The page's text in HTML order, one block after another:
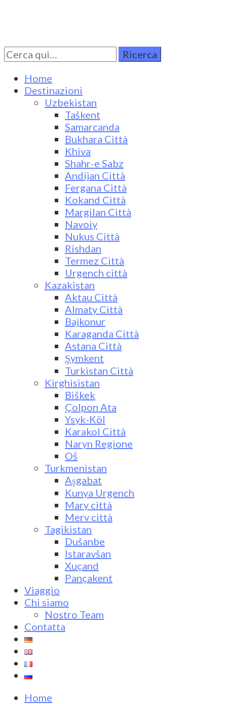
Turkestan Travel
Discover Central Asia
Cerca
per:
Home
Destinazioni
Uzbekistan
Taškent
Samarcanda
Bukhara Città
Khiva
Shahr-e Sabz
Andijan Città
Fergana Città
Kokand Città
Margilan Città
Navoiy
Nukus Città
Rishdan
Termez Città
Urgench città
Kazakistan
Aktau Città
Almaty Città
Bajkonur
Karaganda Città
Astana Città
Şymkent
Turkistan Città
Kirghisistan
Biškek
Çolpon Ata
Ysyk-Köl
Karakol Città
Naryn Regione
Oš
Turkmenistan
Aşgabat
Kunya Urgench
Mary città
Merv città
Tagikistan
Dušanbe
Istaravšan
Xuçand
Pançakent
Viaggio
Chi siamo
Nostro Team
Contatta
Home